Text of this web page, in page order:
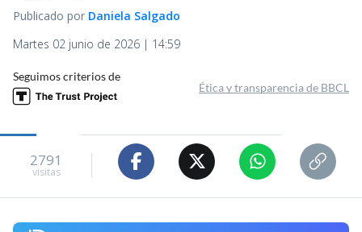
Publicado por Daniela Salgado
Martes 02 junio de 2026 | 14:59
Seguimos criterios de
Ética y transparencia de BBCL
2791
visitas